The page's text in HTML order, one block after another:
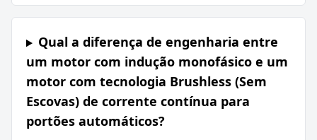
Qual a diferença de engenharia entre
um motor com indução monofásico e um
motor com tecnologia Brushless (Sem
Escovas) de corrente contínua para
portões automáticos?